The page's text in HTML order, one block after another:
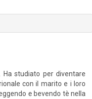
studiato per diventare
con il marito e i loro
e bevendo tè nella